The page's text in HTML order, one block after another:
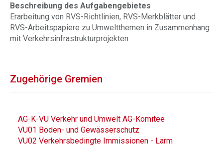
Beschreibung des Aufgabengebietes
Erarbeitung von RVS-Richtlinien, RVS-Merkblätter und
RVS-Arbeitspapiere zu Umweltthemen in Zusammenhang
mit Verkehrsinfrastrukturprojekten.
Zugehörige Gremien
AG-K-VU Verkehr und Umwelt AG-Komitee
VU01 Boden- und Gewässerschutz
VU02 Verkehrsbedingte Immissionen - Lärm